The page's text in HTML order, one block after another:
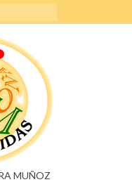
MUÑOZ